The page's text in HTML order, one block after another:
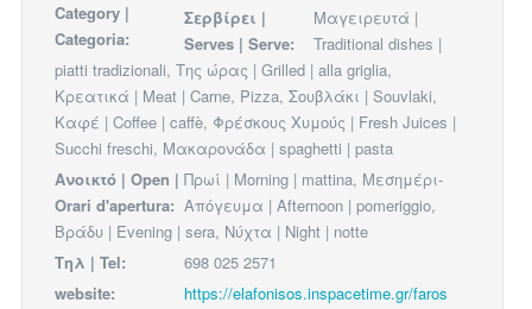
Category |
Categoria:
Σερβίρει |
Serves | Serve:
Μαγειρευτά |
Traditional dishes |
piatti tradizionali, Της ώρας | Grilled | alla griglia,
Κρεατικά | Meat | Carne, Pizza, Σουβλάκι | Souvlaki,
Καφέ | Coffee | caffè, Φρέσκους Χυμούς | Fresh Juices |
Succhi freschi, Μακαρονάδα | spaghetti | pasta
Ανοικτό | Open |
Orari d'apertura:
Πρωί | Morning | mattina, Μεσημέρι-
Απόγευμα | Afternoon | pomeriggio,
Βράδυ | Evening | sera, Νύχτα | Night | notte
Τηλ | Tel:
698 025 2571
website:
https://elafonisos.inspacetime.gr/faros